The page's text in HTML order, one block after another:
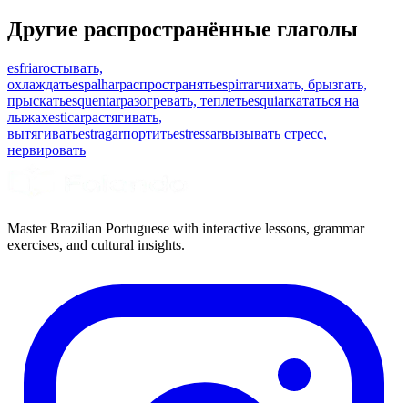
Другие распространённые глаголы
esfriarостывать,
охлаждатьespalharраспространятьespirrarчихать, брызгать,
прыскатьesquentarразогревать, теплетьesquiarкататься на
лыжахesticarрастягивать,
вытягиватьestragarпортитьestressarвызывать стресс,
нервировать
Master Brazilian Portuguese with interactive lessons, grammar
exercises, and cultural insights.